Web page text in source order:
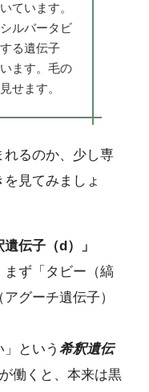
ています。
ルバータビ
る遺伝子
ます。毛の
せます。
れるのか、少し専
見てみましょ
伝子（d）」
まず「タビー（縞
グーチ遺伝子）
という 希釈遺伝
が働くと、本来は黒